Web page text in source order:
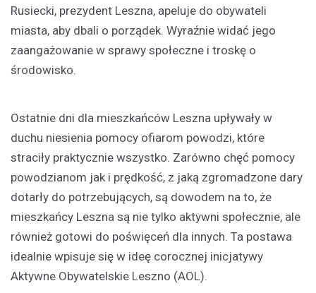
Rusiecki, prezydent Leszna, apeluje do obywateli
miasta, aby dbali o porządek. Wyraźnie widać jego
zaangażowanie w sprawy społeczne i troskę o
środowisko.
Ostatnie dni dla mieszkańców Leszna upływały w
duchu niesienia pomocy ofiarom powodzi, które
straciły praktycznie wszystko. Zarówno chęć pomocy
powodzianom jak i prędkość, z jaką zgromadzone dary
dotarły do potrzebujących, są dowodem na to, że
mieszkańcy Leszna są nie tylko aktywni społecznie, ale
również gotowi do poświęceń dla innych. Ta postawa
idealnie wpisuje się w ideę corocznej inicjatywy
Aktywne Obywatelskie Leszno (AOL).